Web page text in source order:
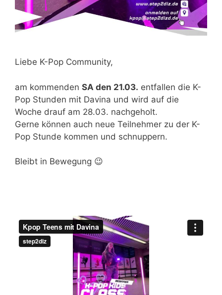
Liebe K-Pop Community,
am kommenden SA den 21.03. entfallen die K-
Pop Stunden mit Davina und wird auf die
Woche drauf am 28.03. nachgeholt.
Gerne können auch neue Teilnehmer zu der K-
Pop Stunde kommen und schnuppern.
Bleibt in Bewegung 😉